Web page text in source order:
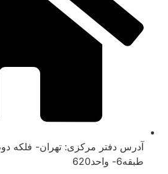
آدرس دفتر مرکزی: تهران- فلکه
طبقه6- واحد620